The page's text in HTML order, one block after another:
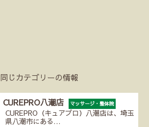
同じカテゴリーの情報
CUREPRO八潮店 マッサージ・整体院
CUREPRO（キュアプロ）八潮店は、埼玉
県八潮市にある…